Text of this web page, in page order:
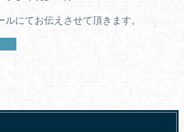
にてお伝えさせて頂きます。